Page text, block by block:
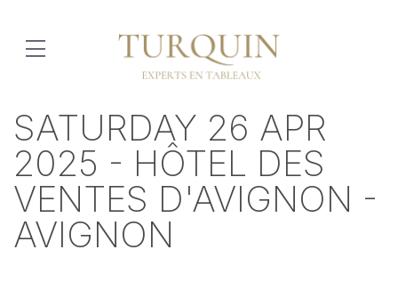
SATURDAY 26 APR
2025 - HÔTEL DES
VENTES D'AVIGNON -
AVIGNON